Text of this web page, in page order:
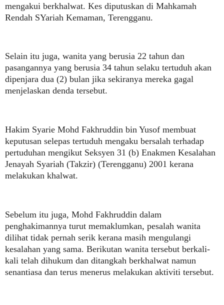
mengakui berkhalwat. Kes diputuskan di Mahkamah
Rendah SYariah Kemaman, Terengganu.
Selain itu juga, wanita yang berusia 22 tahun dan
pasangannya yang berusia 34 tahun selaku tertuduh akan
dipenjara dua (2) bulan jika sekiranya mereka gagal
menjelaskan denda tersebut.
Hakim Syarie Mohd Fakhruddin bin Yusof membuat
keputusan selepas tertuduh mengaku bersalah terhadap
pertuduhan mengikut Seksyen 31 (b) Enakmen Kesalahan
Jenayah Syariah (Takzir) (Terengganu) 2001 kerana
melakukan khalwat.
Sebelum itu juga, Mohd Fakhruddin dalam
penghakimannya turut memaklumkan, pesalah wanita
dilihat tidak pernah serik kerana masih mengulangi
kesalahan yang sama. Berikutan wanita tersebut berkali-
kali telah dihukum dan ditangkah berkhalwat namun
senantiasa dan terus menerus melakukan aktiviti tersebut.